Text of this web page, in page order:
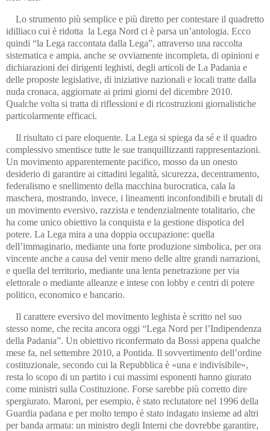
Lo strumento più semplice e più diretto per contestare il quadretto
idilliaco cui è ridotta la Lega Nord ci è parsa un’antologia. Ecco
quindi “la Lega raccontata dalla Lega”, attraverso una raccolta
sistematica e ampia, anche se ovviamente incompleta, di opinioni e
dichiarazioni dei dirigenti leghisti, degli articoli de La Padania e
delle proposte legislative, di iniziative nazionali e locali tratte dalla
nuda cronaca, aggiornate ai primi giorni del dicembre 2010.
Qualche volta si tratta di riflessioni e di ricostruzioni giornalistiche
particolarmente efficaci.
Il risultato ci pare eloquente. La Lega si spiega da sé e il quadro
complessivo smentisce tutte le sue tranquillizzanti rappresentazioni.
Un movimento apparentemente pacifico, mosso da un onesto
desiderio di garantire ai cittadini legalità, sicurezza, decentramento,
federalismo e snellimento della macchina burocratica, cala la
maschera, mostrando, invece, i lineamenti inconfondibili e brutali di
un movimento eversivo, razzista e tendenzialmente totalitario, che
ha come unico obiettivo la conquista e la gestione dispotica del
potere. La Lega mira a una doppia occupazione: quella
dell’immaginario, mediante una forte produzione simbolica, per ora
vincente anche a causa del venir meno delle altre grandi narrazioni,
e quella del territorio, mediante una lenta penetrazione per via
elettorale o mediante alleanze e intese con lobby e centri di potere
politico, economico e bancario.
Il carattere eversivo del movimento leghista è scritto nel suo
stesso nome, che recita ancora oggi “Lega Nord per l’Indipendenza
della Padania”. Un obiettivo riconfermato da Bossi appena qualche
mese fa, nel settembre 2010, a Pontida. Il sovvertimento dell’ordine
costituzionale, secondo cui la Repubblica è «una e indivisibile»,
resta lo scopo di un partito i cui massimi esponenti hanno giurato
come ministri sulla Costituzione. Forse sarebbe più corretto dire
spergiurato. Maroni, per esempio, è stato reclutatore nel 1996 della
Guardia padana e per molto tempo è stato indagato insieme ad altri
per banda armata: un ministro degli Interni che dovrebbe garantire,